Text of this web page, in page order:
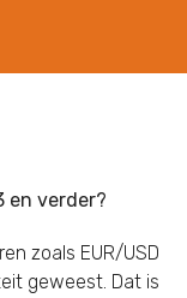
en verder?
zoals EUR/USD
geweest. Dat is